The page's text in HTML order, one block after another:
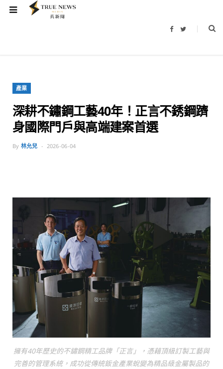
F
b
T
t
產業
深耕不鏽鋼工藝40年！正言不銹鋼躋
身國際門戶與高端建案首選
By 林允兒 2026-06-04
擁有40年歷史的不鏽鋼精工品牌「正言」，憑藉頂級訂製工藝與
完善的管理系統，成功從傳統鈑金產業蛻變為精品級金屬製品的